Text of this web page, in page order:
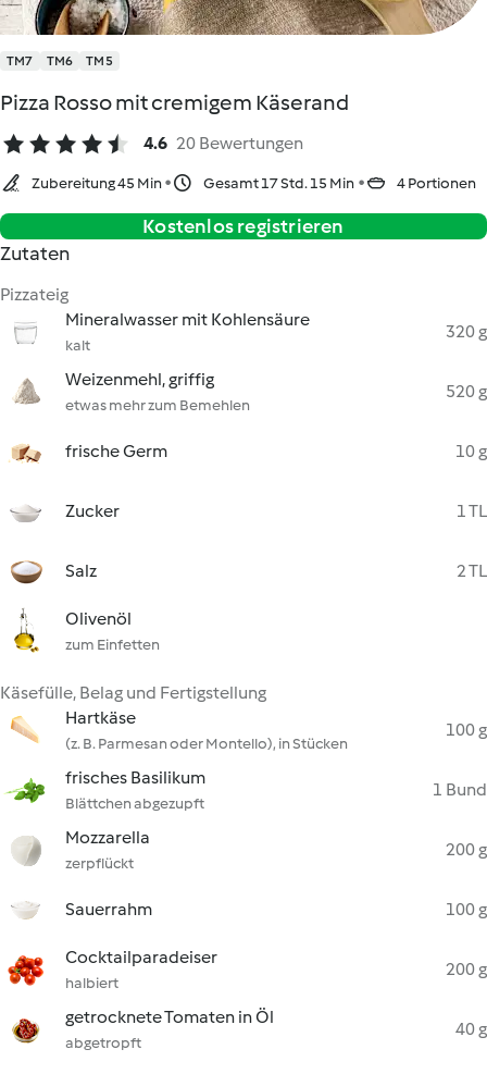
TM7 TM6 TM5
Pizza Rosso mit cremigem Käserand
4.6 20 Bewertungen
Zubereitung 45 Min Gesamt 17 Std. 15 Min 4 Portionen
Kostenlos registrieren
Zutaten
Pizzateig
Mineralwasser mit Kohlensäure
kalt
320 g
Weizenmehl, griffig
etwas mehr zum Bemehlen
520 g
frische Germ 10 g
Zucker 1 TL
Salz 2 TL
Olivenöl
zum Einfetten
Käsefülle, Belag und Fertigstellung
Hartkäse
(z. B. Parmesan oder Montello), in Stücken
100 g
frisches Basilikum
Blättchen abgezupft
1 Bund
Mozzarella
zerpflückt
200 g
Sauerrahm 100 g
Cocktailparadeiser
halbiert
200 g
getrocknete Tomaten in Öl
abgetropft
40 g